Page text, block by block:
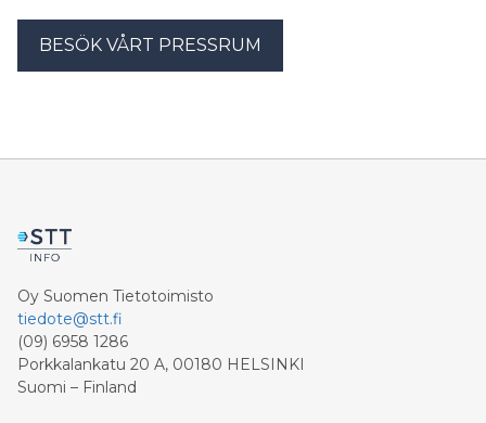
BESÖK VÅRT PRESSRUM
Oy Suomen Tietotoimisto
tiedote@stt.fi
(09) 6958 1286
Porkkalankatu 20 A, 00180 HELSINKI
Suomi – Finland